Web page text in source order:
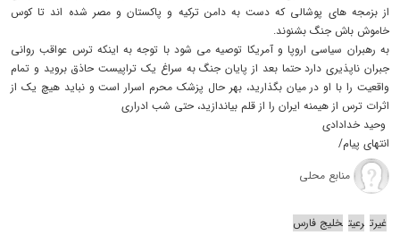
از بزمجه های پوشالی که دست به دامن ترکیه و پاکستان و مصر شده اند تا کوس
خاموش باش جنگ بشنوند.
به رهبران سیاسی اروپا و آمریکا توصیه می شود با توجه به اینکه ترس عواقب روانی
جبران ناپذیری دارد حتما بعد از پایان جنگ به سراغ یک تراپیست حاذق بروید و تمام
واقعیت را با او در میان بگذارید، بهر حال پزشک محرم اسرار است و نباید هیچ یک از
اثرات ترس از هیمنه ایران را از قلم بیاندازید، حتی شب ادراری
وحید خدادادی
انتهای پیام/
منابع محلی
غیرت رعیت خلیج فارس